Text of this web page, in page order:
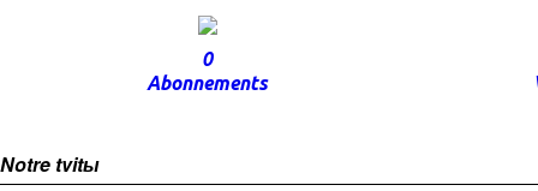
0
Abonnements
Notre tvitы